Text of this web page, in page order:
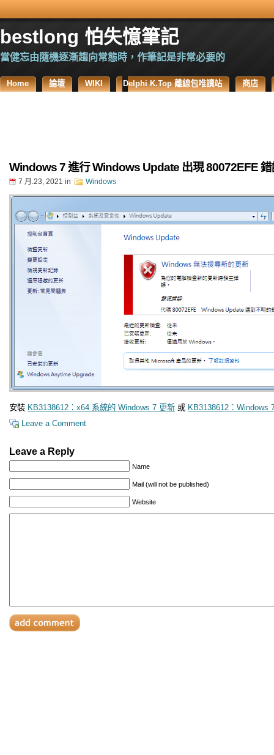
bestlong 怕失憶筆記
當健忘由隨機逐漸趨向常態時，作筆記是非常必要的
Home 論壇 WIKI Delphi K.Top 離線包唯讀站 商店
Windows 7 進行 Windows Update 出現 80072EFE
7 月.23, 2021 in Windows
安裝 KB3138612：x64 系統的 Windows 7 更新 或 KB3138612：Windows
Leave a Comment
Leave a Reply
Name
Mail (will not be published)
Website